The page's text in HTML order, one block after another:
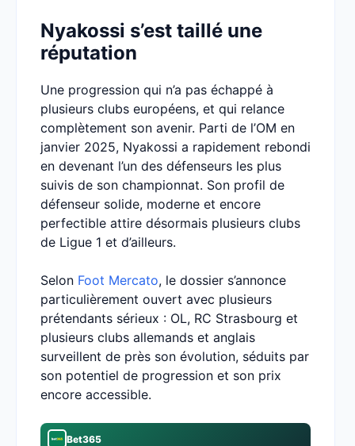
Nyakossi s’est taillé une
réputation
Une progression qui n’a pas échappé à
plusieurs clubs européens, et qui relance
complètement son avenir. Parti de l’OM en
janvier 2025, Nyakossi a rapidement rebondi
en devenant l’un des défenseurs les plus
suivis de son championnat. Son profil de
défenseur solide, moderne et encore
perfectible attire désormais plusieurs clubs
de Ligue 1 et d’ailleurs.
Selon Foot Mercato, le dossier s’annonce
particulièrement ouvert avec plusieurs
prétendants sérieux : OL, RC Strasbourg et
plusieurs clubs allemands et anglais
surveillent de près son évolution, séduits par
son potentiel de progression et son prix
encore accessible.
Bet365